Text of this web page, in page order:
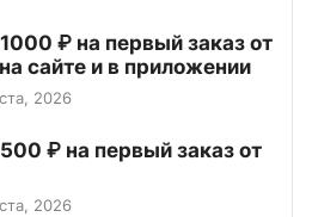
₽ на первый заказ от
сайте и в приложении
2026
₽ на первый заказ от
2026